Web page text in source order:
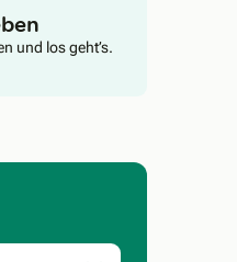
und los geht’s.